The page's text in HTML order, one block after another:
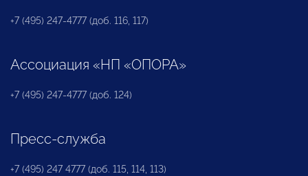
+7 (495) 247-4777 (доб. 116, 117)
Ассоциация «НП «ОПОРА»
+7 (495) 247-4777 (доб. 124)
Пресс-служба
+7 (495) 247 4777 (доб. 115, 114, 113)